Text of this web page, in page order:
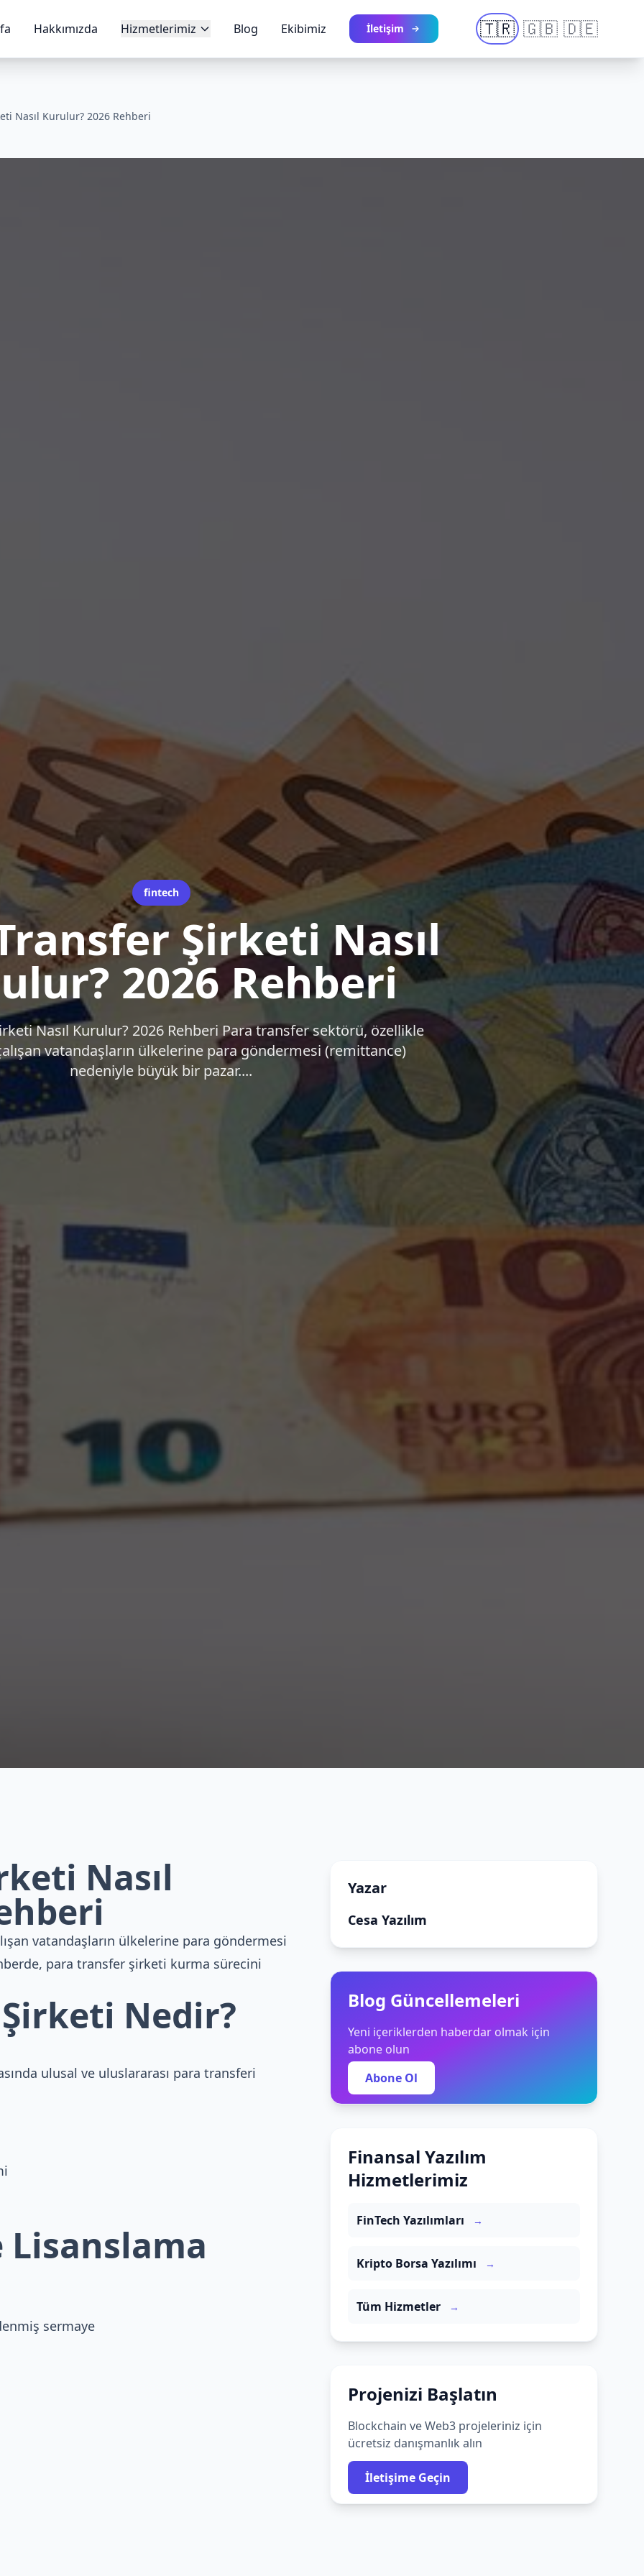
Hakkımızda Hizmetlerimiz Blog Ekibimiz İletişim 🇹🇷 🇬🇧 🇩🇪
Nasıl Kurulur? 2026 Rehberi
fintech
Şirketi Nasıl
2026 Rehberi
Nasıl Kurulur? 2026 Rehberi Para transfer sektörü, özellikle
vatandaşların ülkelerine para göndermesi (remittance)
nedeniyle büyük bir pazar....
Nasıl
vatandaşların ülkelerine para göndermesi
para transfer şirketi kurma sürecini
Nedir?
ulusal ve uluslararası para transferi
Lisanslama
sermaye
Yazar
Cesa Yazılım
Blog Güncellemeleri
Yeni içeriklerden haberdar olmak için
abone olun
Abone Ol
Finansal Yazılım
Hizmetlerimiz
FinTech Yazılımları →
Kripto Borsa Yazılımı →
Tüm Hizmetler →
Projenizi Başlatın
Blockchain ve Web3 projeleriniz için
ücretsiz danışmanlık alın
İletişime Geçin